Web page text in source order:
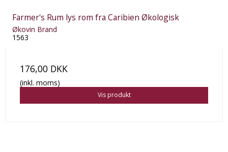
Farmer's Rum lys rom fra Caribien Økologisk
Økovin Brand
1563
176,00 DKK
(inkl. moms)
Vis produkt